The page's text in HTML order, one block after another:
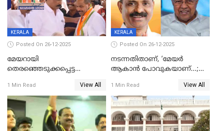
KERALA
Posted On 26-12-2025
മേയറായി
തെരഞ്ഞെടുക്കപ്പെട്ട
ആദ്യ വോട്ട് അസാധു; കണ്ണൂർ
ഡെപ്യൂട്ടി മേയർ സ്ഥാനത്ത്
താഹിറിന് വിജയം
1 Min Read View All
KERALA
Posted On 26-12-2025
നടന്നതിതാണ്, ‘മേയർ
ആകാൻ പോവുകയാണ്...;
മുഖ്യമന്ത്രിയുടെ ഓഫീസ്
തന്നെ വിശദീകരിയ്ക്കുന്നു;
സത്യമിതാണ്
1 Min Read View All